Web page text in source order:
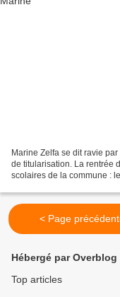
Marine Zelfa se dit ravie
de titularisation. La rentrée des classes s'est bien passée sur les trois sites
scolaires de la commune :
< Page
Hébergé par Overblog
Top articles